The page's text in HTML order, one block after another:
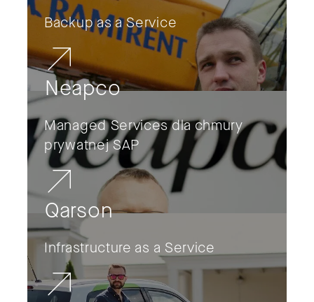
Backup as a Service
Neapco
Managed Services dla chmury
prywatnej SAP
Qarson
Infrastructure as a Service